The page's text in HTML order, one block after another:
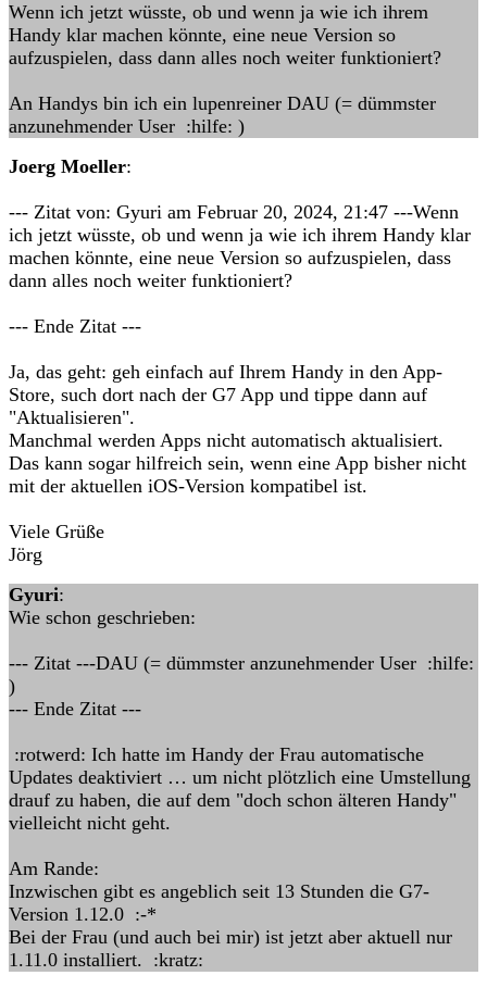
Wenn ich jetzt wüsste, ob und wenn ja wie ich ihrem
Handy klar machen könnte, eine neue Version so
aufzuspielen, dass dann alles noch weiter funktioniert?
An Handys bin ich ein lupenreiner DAU (= dümmster
anzunehmender User :hilfe: )
Joerg Moeller:
--- Zitat von: Gyuri am Februar 20, 2024, 21:47 ---Wenn
ich jetzt wüsste, ob und wenn ja wie ich ihrem Handy klar
machen könnte, eine neue Version so aufzuspielen, dass
dann alles noch weiter funktioniert?
--- Ende Zitat ---
Ja, das geht: geh einfach auf Ihrem Handy in den App-
Store, such dort nach der G7 App und tippe dann auf
"Aktualisieren".
Manchmal werden Apps nicht automatisch aktualisiert.
Das kann sogar hilfreich sein, wenn eine App bisher nicht
mit der aktuellen iOS-Version kompatibel ist.
Viele Grüße
Jörg
Gyuri:
Wie schon geschrieben:
--- Zitat ---DAU (= dümmster anzunehmender User :hilfe:
)
--- Ende Zitat ---
:rotwerd: Ich hatte im Handy der Frau automatische
Updates deaktiviert … um nicht plötzlich eine Umstellung
drauf zu haben, die auf dem "doch schon älteren Handy"
vielleicht nicht geht.
Am Rande:
Inzwischen gibt es angeblich seit 13 Stunden die G7-
Version 1.12.0 :-*
Bei der Frau (und auch bei mir) ist jetzt aber aktuell nur
1.11.0 installiert. :kratz: